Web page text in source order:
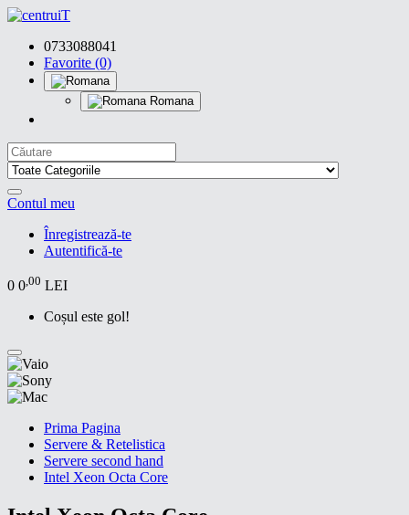
0733088041
Favorite (0)
Romana
Contul meu
Înregistrează-te
Autentifică-te
0 0,00 LEI
Coșul este gol!
Prima Pagina
Servere & Retelistica
Servere second hand
Intel Xeon Octa Core